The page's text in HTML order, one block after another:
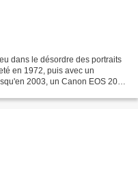
dans le désordre des portraits
en 1972, puis avec un
2003, un Canon EOS 20 D